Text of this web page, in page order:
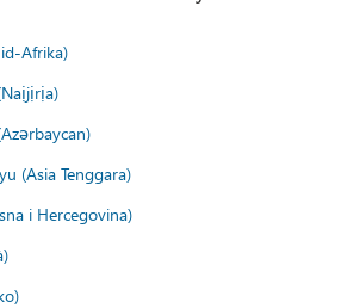
Afrika)
(Asia Tenggara)
i Hercegovina)